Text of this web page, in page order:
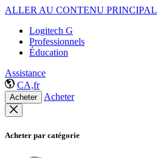
ALLER AU CONTENU PRINCIPAL
Logitech G
Professionnels
Éducation
Assistance
CA,fr
Acheter Acheter
Acheter par catégorie